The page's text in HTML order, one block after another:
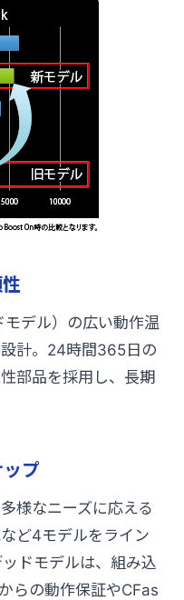
デル）の広い動作温
計。24時間365日の
部品を採用し、長期
プ
様なニーズに応える
ど4モデルをライン
ドモデルは、組み込
らの動作保証やCFas